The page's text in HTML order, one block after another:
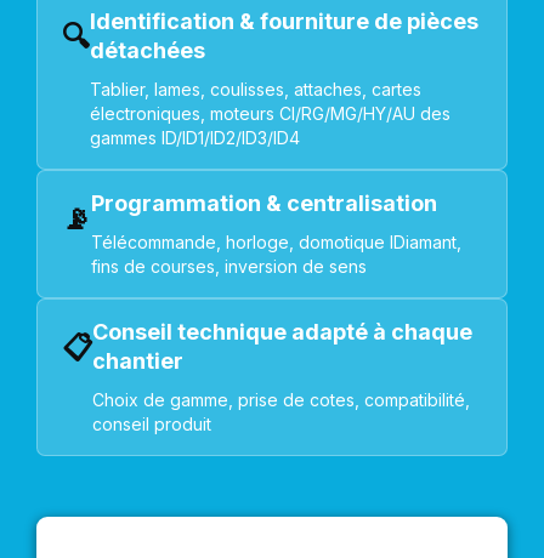
🔍Identification & fourniture de pièces
détachées
Tablier, lames, coulisses, attaches, cartes
électroniques, moteurs CI/RG/MG/HY/AU des
gammes ID/ID1/ID2/ID3/ID4
📡Programmation & centralisation
Télécommande, horloge, domotique IDiamant,
fins de courses, inversion de sens
📋Conseil technique adapté à chaque
chantier
Choix de gamme, prise de cotes, compatibilité,
conseil produit